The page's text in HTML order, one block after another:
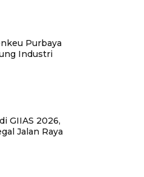
Purbaya
Industri
GIIAS 2026,
Jalan Raya